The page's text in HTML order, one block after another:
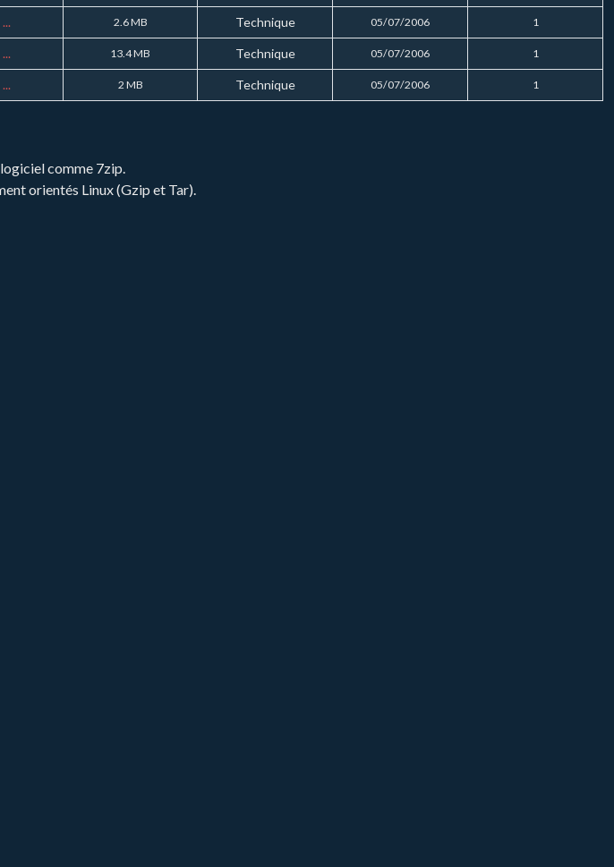
... 2.6 MB Technique 05/07/2006 1
... 13.4 MB Technique 05/07/2006 1
... 2 MB Technique 05/07/2006 1
comme 7zip.
orientés Linux (Gzip et Tar).